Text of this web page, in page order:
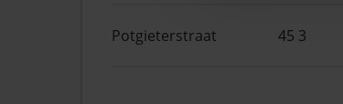
Potgieterstraat 45 3